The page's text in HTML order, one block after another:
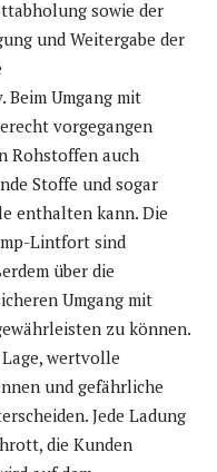
sowie der
und Weitergabe der
Umgang mit
vorgegangen
Rohstoffen auch
Stoffe und sogar
enthalten kann. Die
Lintfort sind
über die
Umgang mit
zu können.
wertvolle
und gefährliche
Jede Ladung
die Kunden